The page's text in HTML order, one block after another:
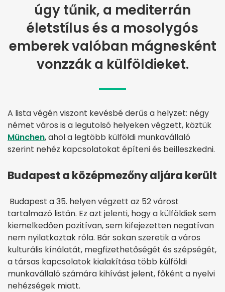
úgy tűnik, a mediterrán
életstílus és a mosolygós
emberek valóban mágnesként
vonzzák a külföldieket.
A lista végén viszont kevésbé derűs a helyzet: négy
német város is a legutolsó helyeken végzett, köztük
München, ahol a legtöbb külföldi munkavállaló
szerint nehéz kapcsolatokat építeni és beilleszkedni.
Budapest a középmezőny aljára került
Budapest a 35. helyen végzett az 52 várost
tartalmazó listán. Ez azt jelenti, hogy a külföldiek sem
kiemelkedően pozitívan, sem kifejezetten negatívan
nem nyilatkoztak róla. Bár sokan szeretik a város
kulturális kínálatát, megfizethetőségét és szépségét,
a társas kapcsolatok kialakítása több külföldi
munkavállaló számára kihívást jelent, főként a nyelvi
nehézségek miatt.